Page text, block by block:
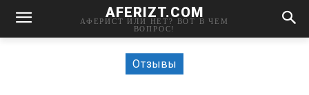
AFERIZT.COM
АФЕРИСТ ИЛИ НЕТ? ВОТ В ЧЕМ
ВОПРОС!
Отзывы